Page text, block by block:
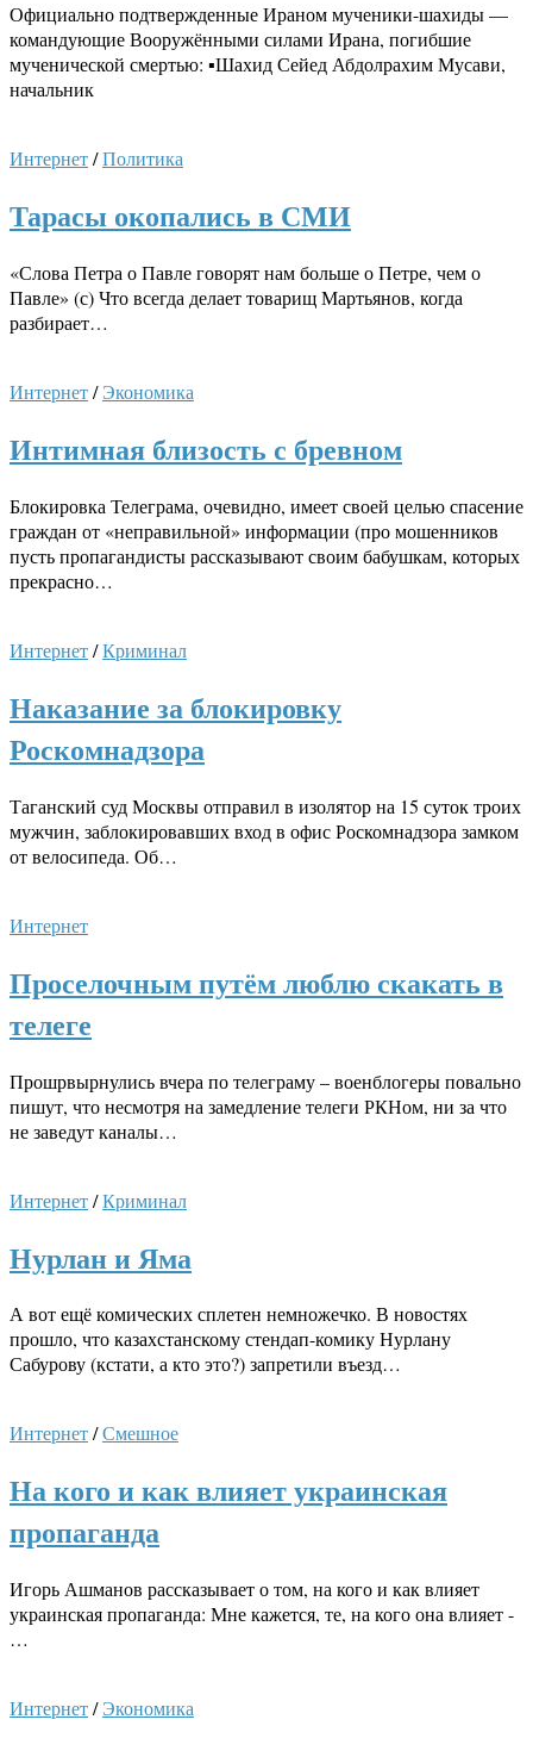
Официально подтвержденные Ираном мученики-шахиды —
командующие Вооружёнными силами Ирана, погибшие
мученической смертью: ▪️Шахид Сейед Абдолрахим Мусави,
начальник
Интернет/Политика
Тарасы окопались в СМИ
«Слова Петра о Павле говорят нам больше о Петре, чем о
Павле» (с) Что всегда делает товарищ Мартьянов, когда
разбирает…
Интернет/Экономика
Интимная близость с бревном
Блокировка Телеграма, очевидно, имеет своей целью спасение
граждан от «неправильной» информации (про мошенников
пусть пропагандисты рассказывают своим бабушкам, которых
прекрасно…
Интернет/Криминал
Наказание за блокировку
Роскомнадзора
Таганский суд Москвы отправил в изолятор на 15 суток троих
мужчин, заблокировавших вход в офис Роскомнадзора замком
от велосипеда. Об…
Интернет
Проселочным путём люблю скакать в
телеге
Прошрвырнулись вчера по телеграму – военблогеры повально
пишут, что несмотря на замедление телеги РКНом, ни за что
не заведут каналы…
Интернет/Криминал
Нурлан и Яма
А вот ещё комических сплетен немножечко. В новостях
прошло, что казахстанскому стендап-комику Нурлану
Сабурову (кстати, а кто это?) запретили въезд…
Интернет/Смешное
На кого и как влияет украинская
пропаганда
Игорь Ашманов рассказывает о том, на кого и как влияет
украинская пропаганда: Мне кажется, те, на кого она влияет -
…
Интернет/Экономика